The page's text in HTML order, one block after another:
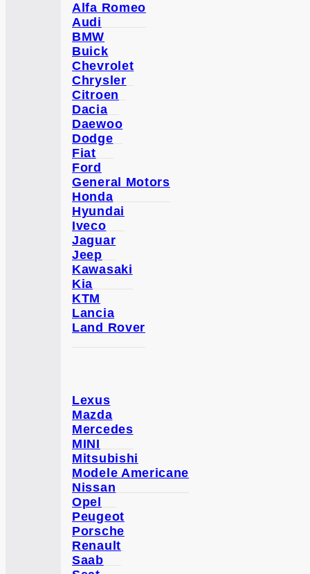
Alfa Romeo
Audi
BMW
Buick
Chevrolet
Chrysler
Citroen
Dacia
Daewoo
Dodge
Fiat
Ford
General Motors
Honda
Hyundai
Iveco
Jaguar
Jeep
Kawasaki
Kia
KTM
Lancia
Land Rover
Lexus
Mazda
Mercedes
MINI
Mitsubishi
Modele Americane
Nissan
Opel
Peugeot
Porsche
Renault
Saab